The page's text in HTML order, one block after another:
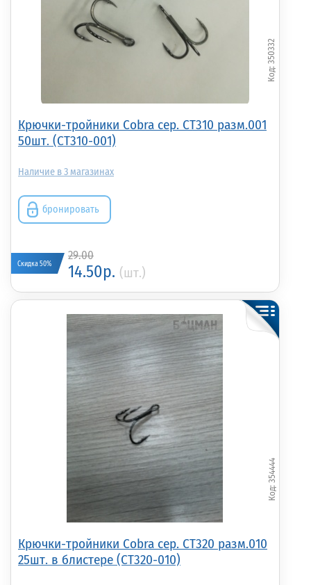
тройной 3551 №18
Крючок-тройник R-
Treble BN №1 L-27mm
W-25mm Kosadaka
(уп.40шт.) 3981BN-1
(3981BN-1)
(уп.50шт.)
(3981BN-2)
38.00р.
Крючки-тройники Cobra сер. CT310 разм.001
50шт. (CT310-001)
350332
3
бронировать
Скидка 50%
29.00
14.50р. (шт.)
Крючки-тройники Cobra сер. CT320 разм.010
25шт. в блистере (CT320-010)
354444